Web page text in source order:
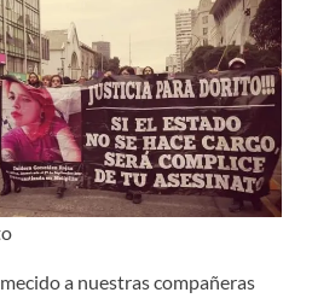
a nuestras compañeras